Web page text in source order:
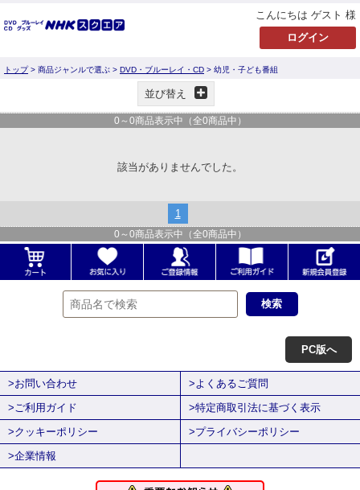
こんにちは ゲスト 様
トップ> 商品ジャンルで選ぶ > DVD・ブルーレイ・CD > 幼児・子ども番組
並び替え
0 ～ 0商品表示中（全0商品中）
該当がありませんでした。
1
0 ～ 0商品表示中（全0商品中）
PC版へ
>お問い合わせ
>よくあるご質問
>ご利用ガイド
>特定商取引法に基づく表示
>クッキーポリシー
>プライバシーポリシー
>企業情報